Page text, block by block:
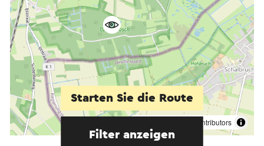
contributors
Starten Sie die Route
Filter anzeigen